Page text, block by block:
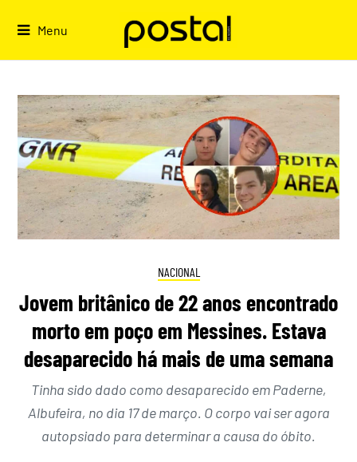
Menu
NACIONAL
Jovem britânico de 22 anos encontrado
morto em poço em Messines. Estava
desaparecido há mais de uma semana
Tinha sido dado como desaparecido em Paderne,
Albufeira, no dia 17 de março. O corpo vai ser agora
autopsiado para determinar a causa do óbito.